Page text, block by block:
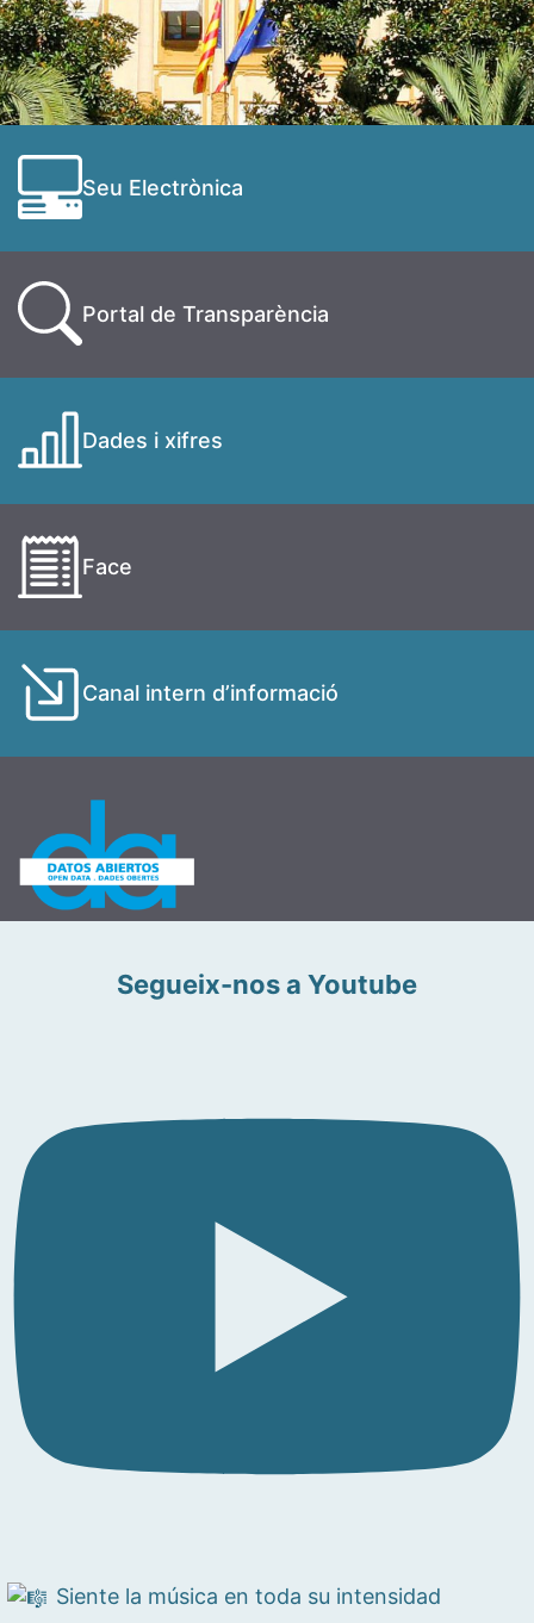
Seu Electrònica
Portal de Transparència
Dades i xifres
Face
Canal intern d’informació
Segueix-nos a Youtube
Siente la música en toda su intensidad